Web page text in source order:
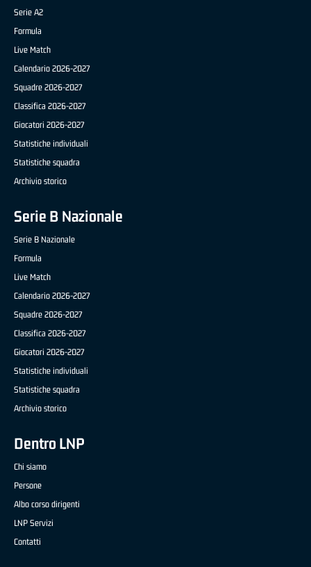
Serie A2
Formula
Live Match
Calendario 2026-2027
Squadre 2026-2027
Classifica 2026-2027
Giocatori 2026-2027
Statistiche individuali
Statistiche squadra
Archivio storico
Serie B Nazionale
Serie B Nazionale
Formula
Live Match
Calendario 2026-2027
Squadre 2026-2027
Classifica 2026-2027
Giocatori 2026-2027
Statistiche individuali
Statistiche squadra
Archivio storico
Dentro LNP
Chi siamo
Persone
Albo corso dirigenti
LNP Servizi
Contatti